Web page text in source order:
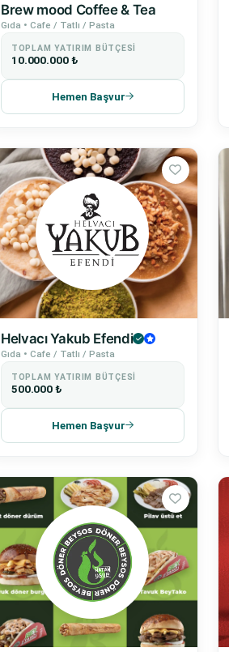
Brew mood Coffee & Tea
Gıda • Cafe / Tatlı / Pasta
TOPLAM YATIRIM BÜTÇESI
10.000.000 ₺
Hemen Başvur
Helvacı Yakub Efendi
Gıda • Cafe / Tatlı / Pasta
TOPLAM YATIRIM BÜTÇESI
500.000 ₺
Hemen Başvur